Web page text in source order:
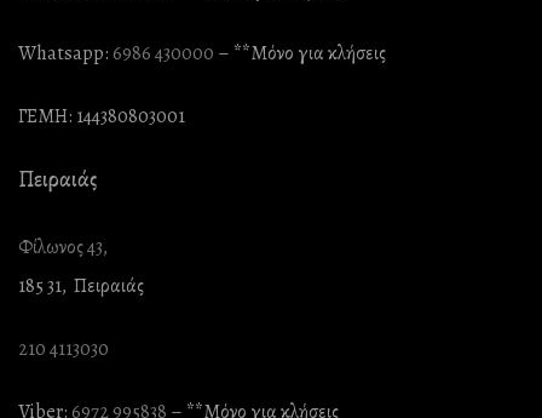
Whatsapp:6986 430000 – **Mόνο για κλήσεις
ΓΕΜΗ: 144380803001
Πειραιάς
Φίλωνος 43,
185 31, Πειραιάς
210 4113030
Viber:6972 995838 – **Mόνο για κλήσεις